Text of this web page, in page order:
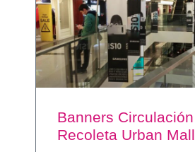
Banners Circulación
Recoleta Urban Mall